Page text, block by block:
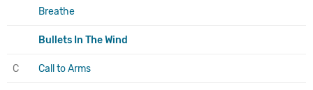
Breathe
Bullets In The Wind
C Call to Arms